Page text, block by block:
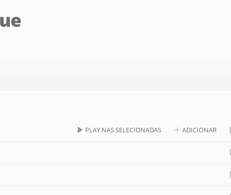
PLAY NAS SELECIONADAS ADICIONAR